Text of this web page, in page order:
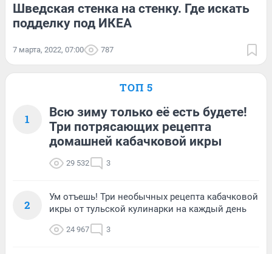
Шведская стенка на стенку. Где искать
подделку под ИКЕА
7 марта, 2022, 07:00 787
ТОП 5
1
Всю зиму только её есть будете!
Три потрясающих рецепта
домашней кабачковой икры
29 532 3
2
Ум отъешь! Три необычных рецепта кабачковой
икры от тульской кулинарки на каждый день
24 967 3